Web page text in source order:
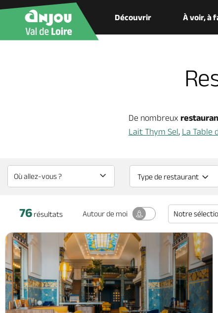
Découvrir À voir, à
De nombreux
Lait Thym Sel, La Table
Type de restaurant
76 résultats Autourde moi Notre